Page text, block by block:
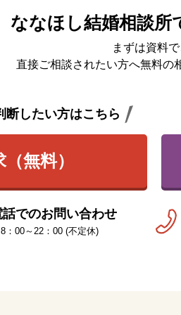
ななほし結婚相談所
まずは資料
直接ご相談されたい方へ無料の
断したい方はこちら
無料）
話でのお問い合わせ
8：00～22：00 (不定休)